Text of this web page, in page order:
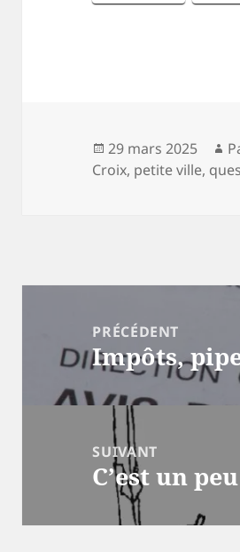
Publié
le
29 mars 2025
Croix, petite ville,
l’article
PRÉCÉDENT
Article
précédent :
Impôts,
SUIVANT
Article
suivant :
C’est un